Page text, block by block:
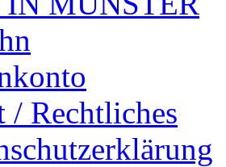
/ Rechtliches